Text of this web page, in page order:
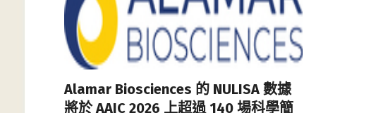
Alamar Biosciences 的 NULISA 數據
將於 AAIC 2026 上超過 140 場科學簡